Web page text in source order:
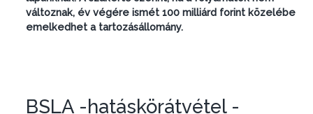
változnak, év végére ismét 100 milliárd forint közelébe
emelkedhet a tartozásállomány.
BSLA -hatáskörátvétel -